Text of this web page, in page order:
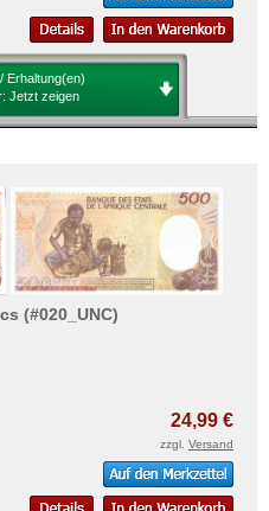
Erhaltung(en)
Jetzt zeigen
(#020_UNC)
24,99 €
zzgl. Versand